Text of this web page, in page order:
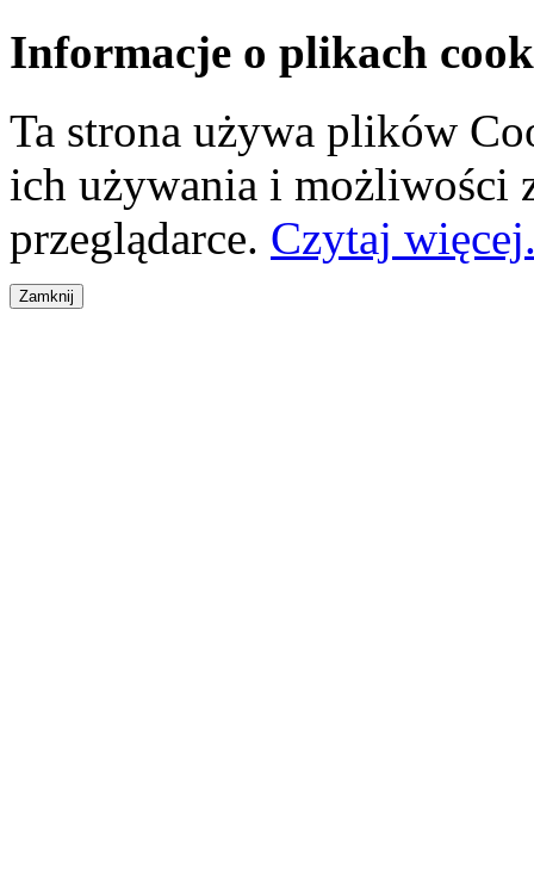
Informacje o plikach
Ta strona używa plików
ich używania i możliwości
przeglądarce. Czytaj